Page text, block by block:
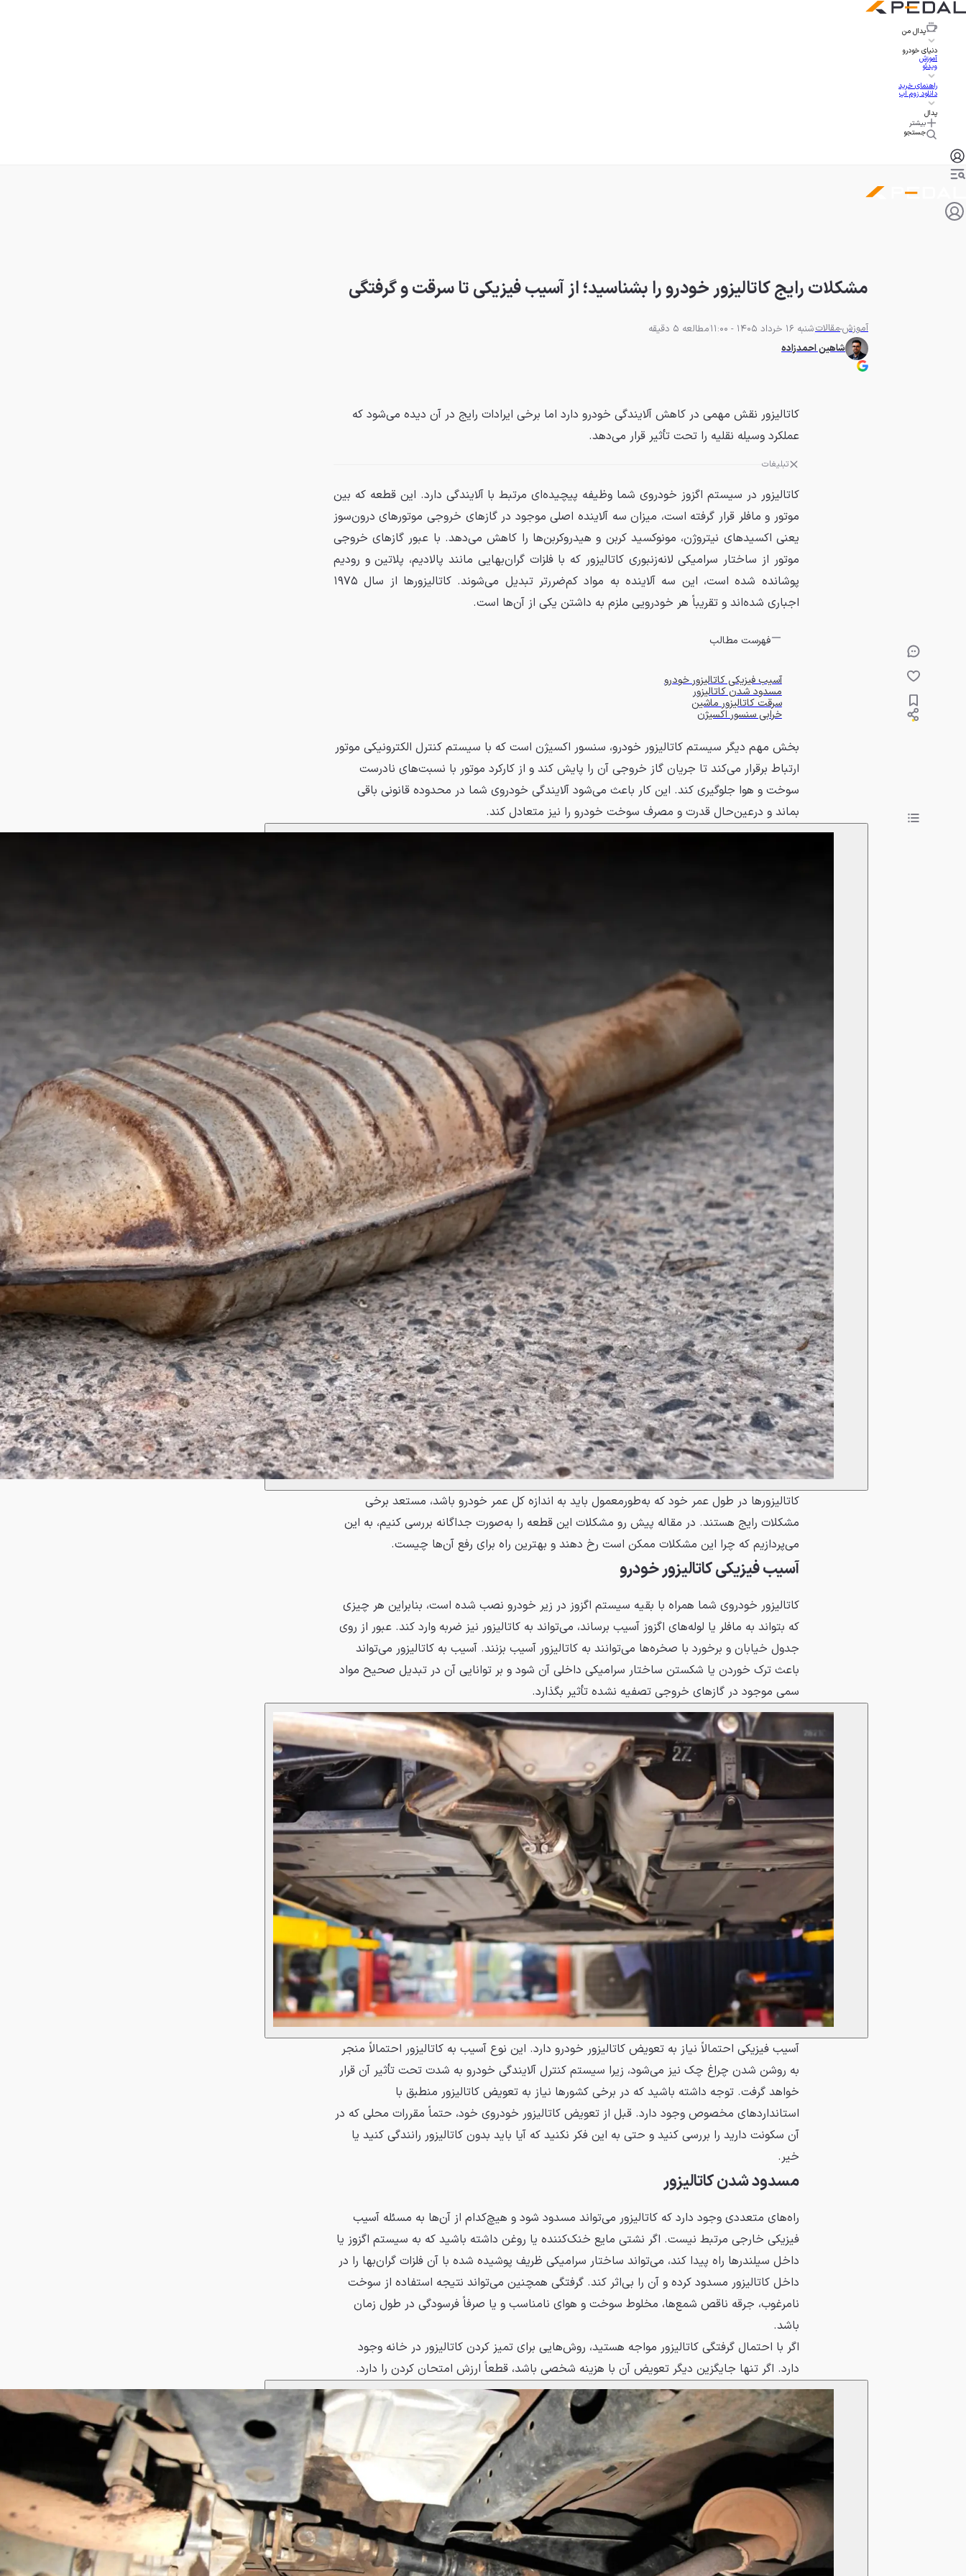
پدال من
دنیای خودرو
آموزش
ویدئو
راهنمای خرید
دانلود زوم اپ
پدال
بیشتر
جستجو
مشکلات رایج کاتالیزور خودرو را بشناسید؛ از آسیب فیزیکی تا سرقت و گرفتگی
آموزشمقالاتشنبه 16 خرداد 1405 - 11:00
مطالعه 5 دقیقه
شاهین احمدزاده
کاتالیزور نقش مهمی در کاهش آلایندگی خودرو دارد اما برخی ایرادات رایج در آن دیده می‌شود که
عملکرد وسیله نقلیه را تحت تأثیر قرار می‌دهد.
تبلیغات
کاتالیزور در سیستم اگزوز خودروی شما وظیفه پیچیده‌ای مرتبط با آلایندگی دارد. این قطعه که بین
موتور و مافلر قرار گرفته است، میزان سه آلاینده اصلی موجود در گازهای خروجی موتورهای درون‌سوز
یعنی اکسیدهای نیتروژن، مونوکسید کربن و هیدروکربن‌ها را کاهش می‌دهد. با عبور گازهای خروجی
موتور از ساختار سرامیکی لانه‌زنبوری کاتالیزور که با فلزات گران‌بهایی مانند پالادیم، پلاتین و رودیم
پوشانده شده است، این سه آلاینده به مواد کم‌ضررتر تبدیل می‌شوند. کاتالیزورها از سال ۱۹۷۵
اجباری شده‌اند و تقریباً هر خودرویی ملزم به داشتن یکی از آن‌ها است.
فهرست مطالب
آسیب فیزیکی کاتالیزور خودرو
مسدود شدن کاتالیزور
سرقت کاتالیزور ماشین
خرابی سنسور اکسیژن
بخش مهم دیگر سیستم کاتالیزور خودرو، سنسور اکسیژن است که با سیستم کنترل الکترونیکی موتور
ارتباط برقرار می‌کند تا جریان گاز خروجی آن را پایش کند و از کارکرد موتور با نسبت‌های نادرست
سوخت و هوا جلوگیری کند. این کار باعث می‌شود آلایندگی خودروی شما در محدوده قانونی باقی
بماند و درعین‌حال قدرت و مصرف سوخت خودرو را نیز متعادل کند.
کاتالیزورها در طول عمر خود که به‌طورمعمول باید به اندازه کل عمر خودرو باشد، مستعد برخی
مشکلات رایج هستند. در مقاله پیش رو مشکلات این قطعه را به‌صورت جداگانه بررسی کنیم، به این
می‌پردازیم که چرا این مشکلات ممکن است رخ دهند و بهترین راه برای رفع آن‌ها چیست.
آسیب فیزیکی کاتالیزور خودرو
کاتالیزور خودروی شما همراه با بقیه سیستم اگزوز در زیر خودرو نصب شده است، بنابراین هر چیزی
که بتواند به مافلر یا لوله‌های اگزوز آسیب برساند، می‌تواند به کاتالیزور نیز ضربه وارد کند. عبور از روی
جدول خیابان و برخورد با صخره‌ها می‌توانند به کاتالیزور آسیب بزنند. آسیب به کاتالیزور می‌تواند
باعث ترک خوردن یا شکستن ساختار سرامیکی داخلی آن شود و بر توانایی آن در تبدیل صحیح مواد
سمی موجود در گازهای خروجی تصفیه نشده تأثیر بگذارد.
آسیب فیزیکی احتمالاً نیاز به تعویض کاتالیزور خودرو دارد. این نوع آسیب به کاتالیزور احتمالاً منجر
به روشن شدن چراغ چک نیز می‌شود، زیرا سیستم کنترل آلایندگی خودرو به شدت تحت تأثیر آن قرار
خواهد گرفت. توجه داشته باشید که در برخی کشورها نیاز به تعویض کاتالیزور منطبق با
استانداردهای مخصوص وجود دارد. قبل از تعویض کاتالیزور خودروی خود، حتماً مقررات محلی که در
آن سکونت دارید را بررسی کنید و حتی به این فکر نکنید که آیا باید بدون کاتالیزور رانندگی کنید یا
خیر.
مسدود شدن کاتالیزور
راه‌های متعددی وجود دارد که کاتالیزور می‌تواند مسدود شود و هیچ‌کدام از آن‌ها به مسئله آسیب
فیزیکی خارجی مرتبط نیست. اگر نشتی مایع خنک‌کننده یا روغن داشته باشید که به سیستم اگزوز یا
داخل سیلندرها راه پیدا کند، می‌تواند ساختار سرامیکی ظریف پوشیده شده با آن فلزات گران‌بها را در
داخل کاتالیزور مسدود کرده و آن را بی‌اثر کند. گرفتگی همچنین می‌تواند نتیجه استفاده از سوخت
نامرغوب، جرقه ناقص شمع‌ها، مخلوط سوخت و هوای نامناسب و یا صرفاً فرسودگی در طول زمان
باشد.
اگر با احتمال گرفتگی کاتالیزور مواجه هستید، روش‌هایی برای تمیز کردن کاتالیزور در خانه وجود
دارد. اگر تنها جایگزین دیگر تعویض آن با هزینه شخصی باشد، قطعاً ارزش امتحان کردن را دارد.